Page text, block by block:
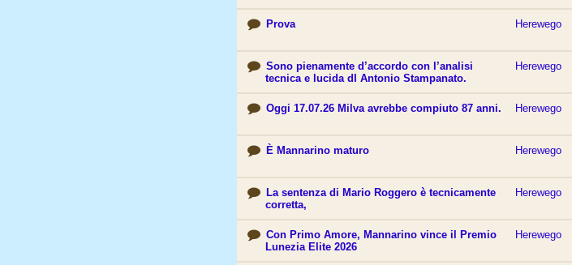
Prova Herewego
Sono pienamente d’accordo con l’analisi
tecnica e lucida dI Antonio Stampanato.
Herewego
Oggi 17.07.26 Milva avrebbe compiuto 87 anni. Herewego
È Mannarino maturo Herewego
La sentenza di Mario Roggero è tecnicamente
corretta,
Herewego
Con Primo Amore, Mannarino vince il Premio
Lunezia Elite 2026
Herewego